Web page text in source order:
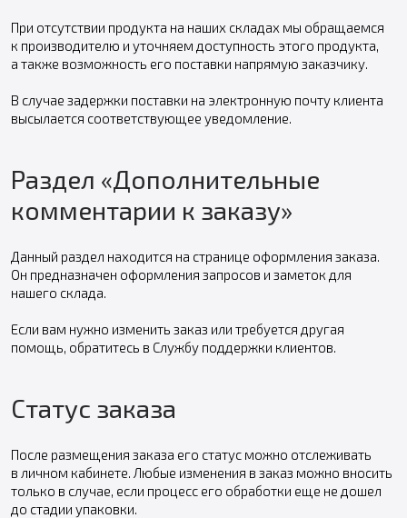
При отсутствии продукта на наших складах мы обращаемся
к производителю и уточняем доступность этого продукта,
а также возможность его поставки напрямую заказчику.
В случае задержки поставки на электронную почту клиента
высылается соответствующее уведомление.
Раздел «Дополнительные
комментарии к заказу»
Данный раздел находится на странице оформления заказа.
Он предназначен оформления запросов и заметок для
нашего склада.
Если вам нужно изменить заказ или требуется другая
помощь, обратитесь в Службу поддержки клиентов.
Статус заказа
После размещения заказа его статус можно отслеживать
в личном кабинете. Любые изменения в заказ можно вносить
только в случае, если процесс его обработки еще не дошел
до стадии упаковки.